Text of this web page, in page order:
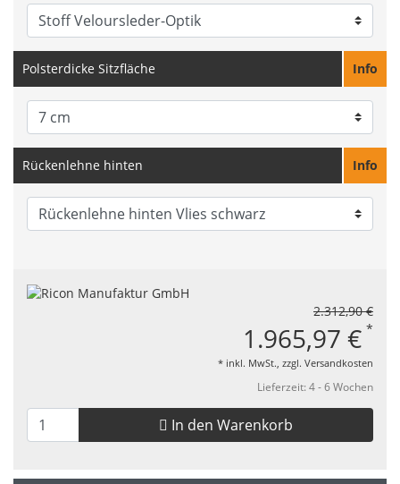
Polsterdicke Sitzfläche Info
Rückenlehne hinten Info
2.312,90 €
1.965,97 € *
* inkl. MwSt., zzgl. Versandkosten
Lieferzeit: 4 - 6 Wochen
In den Warenkorb